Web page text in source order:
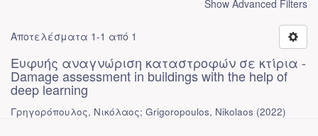
Show Advanced Filters
Αποτελέσματα 1-1 από 1
Ευφυής αναγνώριση καταστροφών σε κτίρια -
Damage assessment in buildings with the help of
deep learning
Γρηγορόπουλος, Νικόλαος; Grigoropoulos, Nikolaos (2022)